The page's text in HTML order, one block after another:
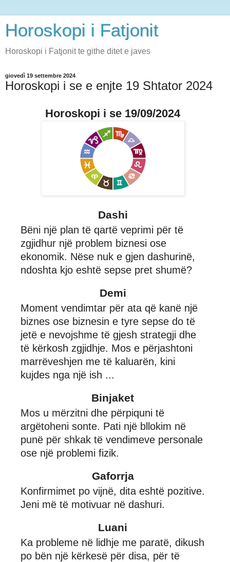
Horoskopi i Fatjonit
Horoskopi i Fatjonit te githe ditet e javes
giovedì 19 settembre 2024
Horoskopi i se e enjte 19 Shtator 2024
Horoskopi i se 19/09/2024
Dashi
Bëni një plan të qartë veprimi për të
zgjidhur një problem biznesi ose
ekonomik. Nëse nuk e gjen dashurinë,
ndoshta kjo eshtë sepse pret shumë?
Demi
Moment vendimtar për ata që kanë një
biznes ose biznesin e tyre sepse do të
jetë e nevojshme të gjesh strategji dhe
të kërkosh zgjidhje. Mos e përjashtoni
marrëveshjen me të kaluarën, kini
kujdes nga një ish ...
Binjaket
Mos u mërzitni dhe përpiquni të
argëtoheni sonte. Pati një bllokim në
punë për shkak të vendimeve personale
ose një problemi fizik.
Gaforrja
Konfirmimet po vijnë, dita eshtë pozitive.
Jeni më të motivuar në dashuri.
Luani
Ka probleme në lidhje me paratë, dikush
po bën një kërkesë për disa, për të